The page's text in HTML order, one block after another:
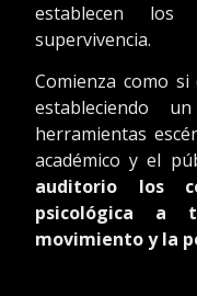
establecen
supervivencia.
Comienza como
estableciendo
herramientas
académico y el
auditorio los
psicológica a
movimiento y la